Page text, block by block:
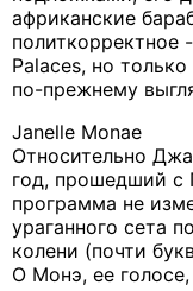
африканские
политкорректное
Palaces, но
по-прежнему
Janelle Monae
Относительно
год, прошедший с
программа не
ураганного сета
колени (почти
О Монэ, ее